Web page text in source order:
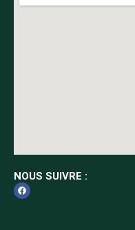
NOUS SUIVRE :